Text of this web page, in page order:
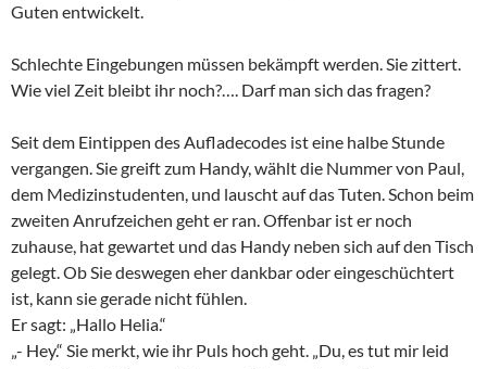
Guten entwickelt.
Schlechte Eingebungen müssen bekämpft werden. Sie zittert.
Wie viel Zeit bleibt ihr noch?…. Darf man sich das fragen?
Seit dem Eintippen des Aufladecodes ist eine halbe Stunde
vergangen. Sie greift zum Handy, wählt die Nummer von Paul,
dem Medizinstudenten, und lauscht auf das Tuten. Schon beim
zweiten Anrufzeichen geht er ran. Offenbar ist er noch
zuhause, hat gewartet und das Handy neben sich auf den Tisch
gelegt. Ob Sie deswegen eher dankbar oder eingeschüchtert
ist, kann sie gerade nicht fühlen.
Er sagt: „Hallo Helia.“
„- Hey.“ Sie merkt, wie ihr Puls hoch geht. „Du, es tut mir leid